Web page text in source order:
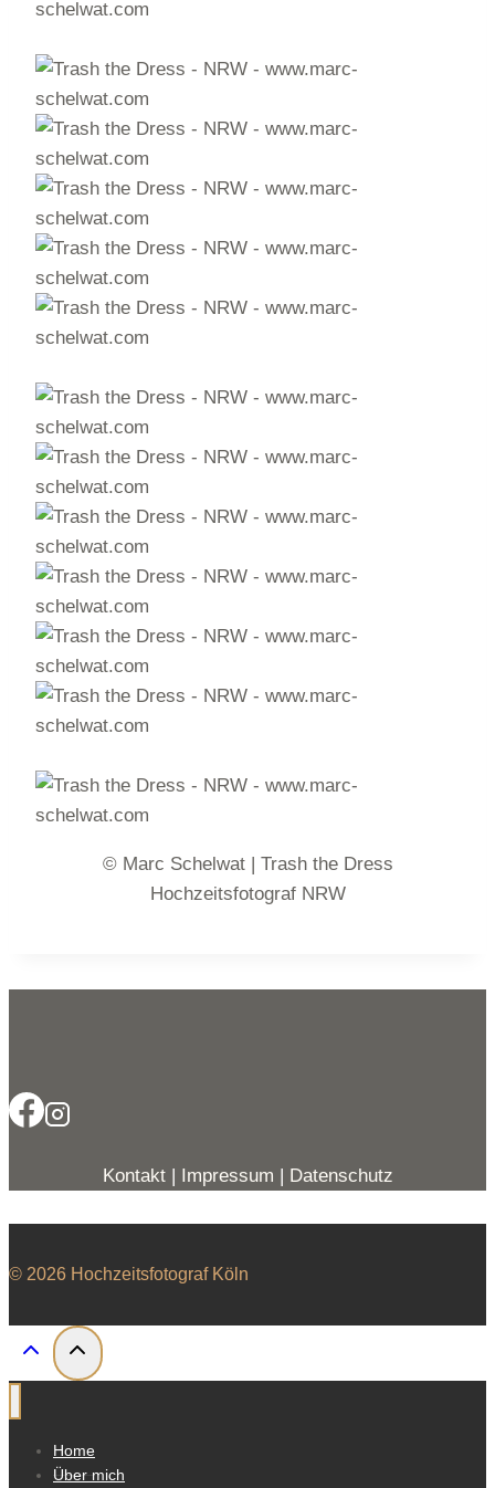
© Marc Schelwat | Trash the Dress
Hochzeitsfotograf NRW
Kontakt Impressum Datenschutz
© 2026 Hochzeitsfotograf Köln
Home
Über mich